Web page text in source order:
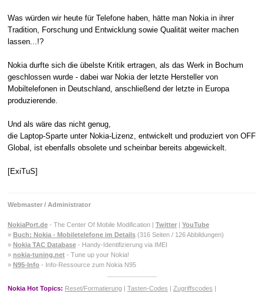
Was würden wir heute für Telefone haben, hätte man Nokia in ihrer
Tradition, Forschung und Entwicklung sowie Qualität weiter machen
lassen...!?
Nokia durfte sich die übelste Kritik ertragen, als das Werk in Bochum
geschlossen wurde - dabei war Nokia der letzte Hersteller von
Mobiltelefonen in Deutschland, anschließend der letzte in Europa
produzierende.
Und als wäre das nicht genug,
die Laptop-Sparte unter Nokia-Lizenz, entwickelt und produziert von OFF
Global, ist ebenfalls obsolete und scheinbar bereits abgewickelt.
[ExiTuS]
Webmaster / Administrator
NokiaPort.de- The Center Of Mobile Modification | Twitter| YouTube
» Buch: Nokia - Mobiletelefone im Details(316 Seiten / 126 Abbildungen)
» Nokia TAC Database- Handy-Identifizierung via IMEI
» nokia-tuning.net- Tune up your Nokia!
» N95-Info - Info-Ressource zum Nokia N95
Nokia Hot Topics: Reset/Formatierung| Tasten-Codes | Zugriffscodes |